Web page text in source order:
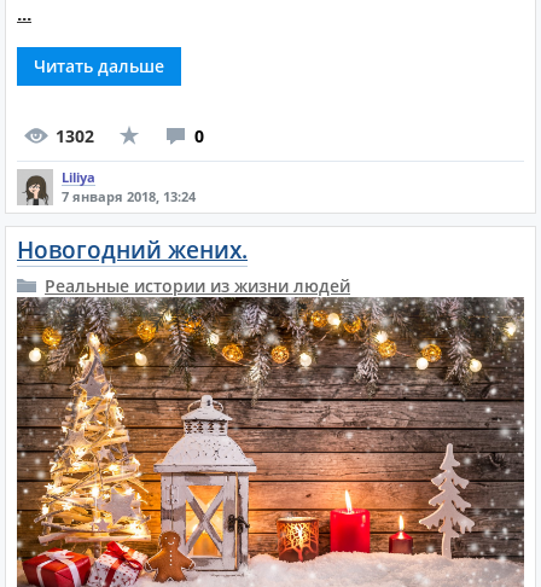
...
Читать дальше
1302 0
Liliya
7 января 2018, 13:24
Новогодний жених.
Реальные истории из жизни людей